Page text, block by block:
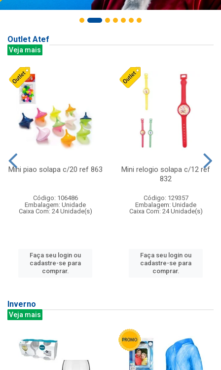
Outlet Atef
Veja mais
Mini piao solapa c/20 ref 863
Código: 106486
Embalagem: Unidade
Caixa Com: 24 Unidade(s)
Faça seu login ou
cadastre-se para
comprar.
Mini relogio solapa c/12 ref
832
Código: 129357
Embalagem: Unidade
Caixa Com: 24 Unidade(s)
Faça seu login ou
cadastre-se para
comprar.
Inverno
Veja mais